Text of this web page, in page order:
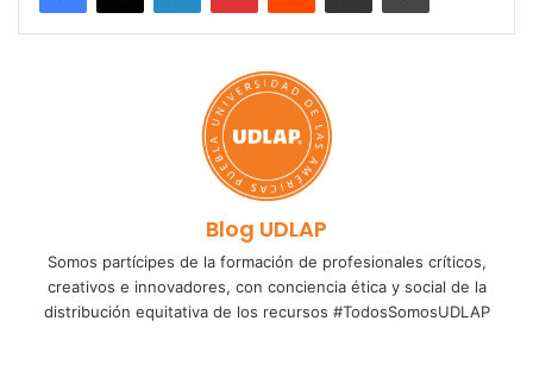
Blog UDLAP
Somos partícipes de la formación de profesionales críticos,
creativos e innovadores, con conciencia ética y social de la
distribución equitativa de los recursos #TodosSomosUDLAP